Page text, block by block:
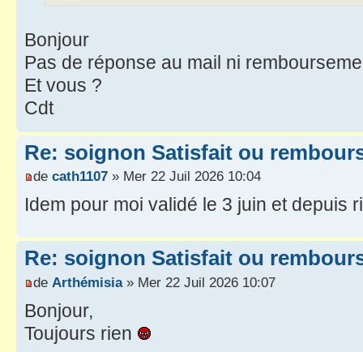
Bonjour
Pas de réponse au mail ni
Et vous ?
Cdt
Re: soignon Satisfait ou
de cath1107 » Mer 22 Juil 2026 10:04
Idem pour moi validé le 3 juin et depuis
Re: soignon Satisfait ou
de Arthémisia» Mer 22 Juil 2026 10:07
Bonjour,
Toujours rien